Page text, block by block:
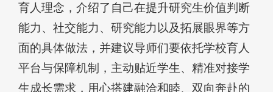
育人理念，介绍了自己在提升研究生价值判断
能力、社交能力、研究能力以及拓展眼界等方
面的具体做法，并建议导师们要依托学校育人
平台与保障机制，主动贴近学生、精准对接学
生成长需求，用心搭建融洽和睦、双向奔赴的